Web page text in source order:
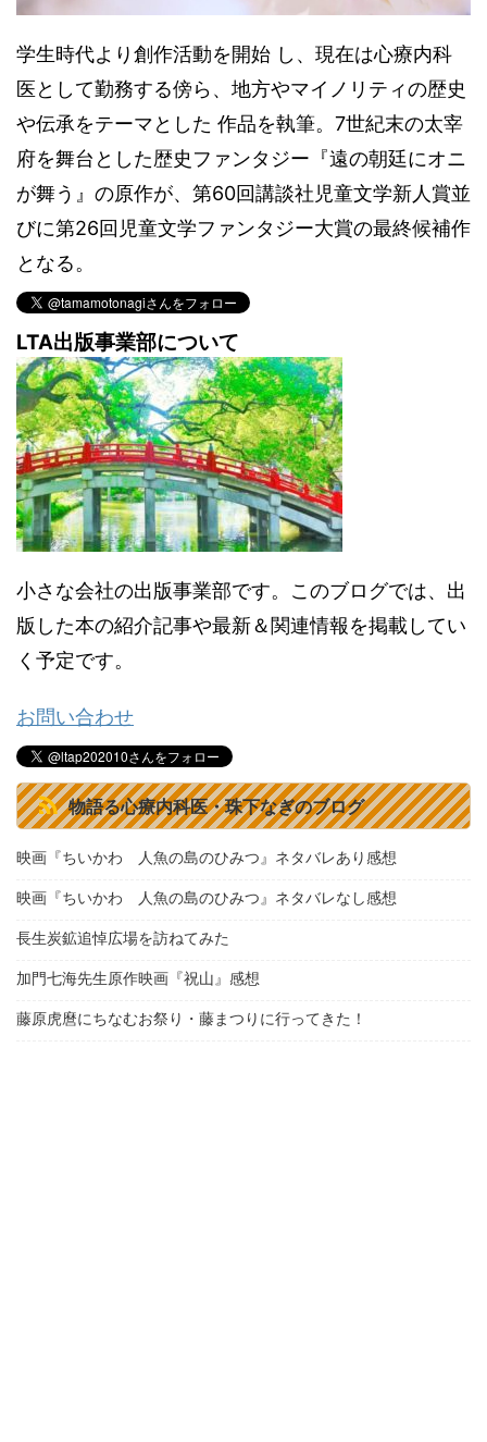
学生時代より創作活動を開始 し、現在は心療内科
医として勤務する傍ら、地方やマイノリティの歴史
や伝承をテーマとした 作品を執筆。7世紀末の太宰
府を舞台とした歴史ファンタジー『遠の朝廷にオニ
が舞う』の原作が、第60回講談社児童文学新人賞並
びに第26回児童文学ファンタジー大賞の最終候補作
となる。
LTA出版事業部について
小さな会社の出版事業部です。このブログでは、出
版した本の紹介記事や最新＆関連情報を掲載してい
く予定です。
お問い合わせ
物語る心療内科医・珠下なぎのブログ
映画『ちいかわ 人魚の島のひみつ』ネタバレあり感想
映画『ちいかわ 人魚の島のひみつ』ネタバレなし感想
長生炭鉱追悼広場を訪ねてみた
加門七海先生原作映画『祝山』感想
藤原虎麿にちなむお祭り・藤まつりに行ってきた！